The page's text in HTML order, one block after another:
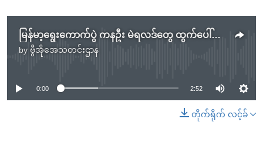
မြန်မာ့ရွေးကောက်ပွဲ ကနဦး မဲရလဒ်တွေ ထွက်ပေါ်လာ
by ဗွီအိုအေသတင်းဌာန
No media source currently available
0:00 2:52
တိုက်ရိုက် လင့်ခ်